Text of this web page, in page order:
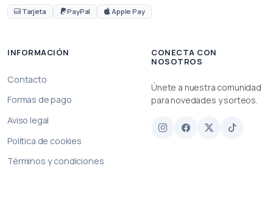
Tarjeta PayPal Apple Pay
INFORMACIÓN
Contacto
Formas de pago
Aviso legal
Política de cookies
Términos y condiciones
CONECTA CON
NOSOTROS
Únete a nuestra comunidad
para novedades y sorteos.